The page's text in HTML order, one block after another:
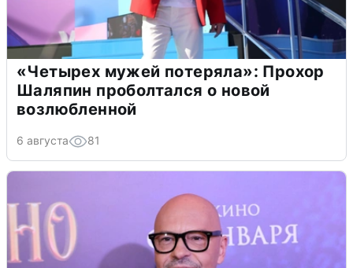
«Четырех мужей потеряла»: Прохор
Шаляпин проболтался о новой
возлюбленной
6 августа 81